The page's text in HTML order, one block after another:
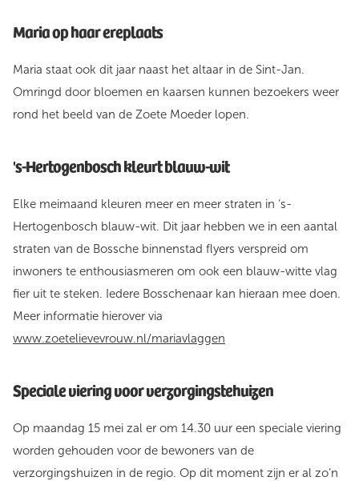
Maria op haar ereplaats
Maria staat ook dit jaar naast het altaar in de Sint-Jan.
Omringd door bloemen en kaarsen kunnen bezoekers weer
rond het beeld van de Zoete Moeder lopen.
's-Hertogenbosch kleurt blauw-wit
Elke meimaand kleuren meer en meer straten in ‘s-
Hertogenbosch blauw-wit. Dit jaar hebben we in een aantal
straten van de Bossche binnenstad flyers verspreid om
inwoners te enthousiasmeren om ook een blauw-witte vlag
fier uit te steken. Iedere Bosschenaar kan hieraan mee doen.
Meer informatie hierover via
www.zoetelievevrouw.nl/mariavlaggen
Speciale viering voor verzorgingstehuizen
Op maandag 15 mei zal er om 14.30 uur een speciale viering
worden gehouden voor de bewoners van de
verzorgingshuizen in de regio. Op dit moment zijn er al zo’n